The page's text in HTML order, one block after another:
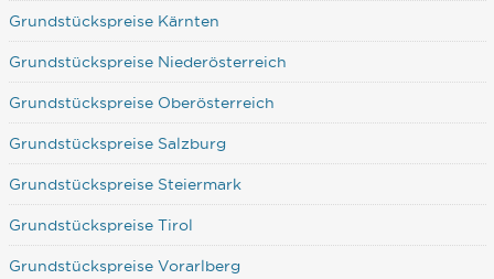
Grundstückspreise Kärnten
Grundstückspreise Niederösterreich
Grundstückspreise Oberösterreich
Grundstückspreise Salzburg
Grundstückspreise Steiermark
Grundstückspreise Tirol
Grundstückspreise Vorarlberg